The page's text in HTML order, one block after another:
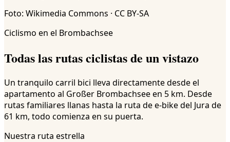
Foto: Wikimedia Commons · CC BY-SA
Ciclismo en el Brombachsee
Todas las rutas ciclistas de un vistazo
Un tranquilo carril bici lleva directamente desde el
apartamento al Großer Brombachsee en 5 km. Desde
rutas familiares llanas hasta la ruta de e-bike del Jura de
61 km, todo comienza en su puerta.
Nuestra ruta estrella